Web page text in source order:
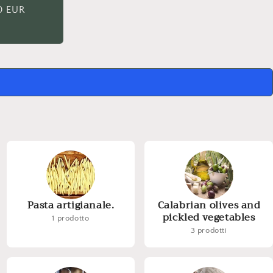
EUR
Pasta artigianale.
1 prodotto
Calabrian olives and
pickled vegetables
3 prodotti